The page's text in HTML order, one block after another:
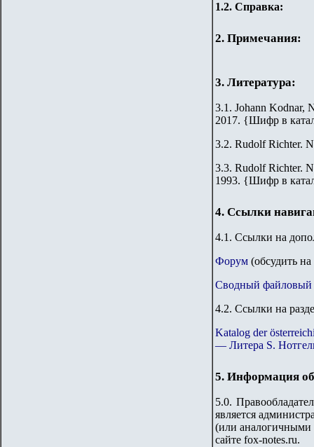
1.2. Справка:
2. Примечания:
3. Литература:
3.1. Johann Kodnar,
2017. {Шифр в
3.2. Rudolf Richter.
3.3. Rudolf Richter.
1993. {Шифр в
4. Ссылки
4.1. Ссылки на
Форум (обсудить
Сводный файловый
4.2. Ссылки на
Katalog der
— Литера S.
5. Информация
5.0.
является
(или аналогичными
сайте fox-notes.ru.